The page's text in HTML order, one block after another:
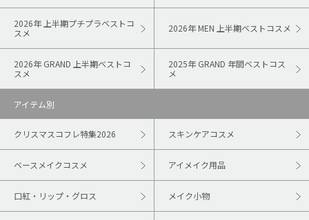
2026年 上半期プチプラベストコ
スメ
2026年 MEN 上半期ベストコスメ
2026年 GRAND 上半期ベストコ
スメ
2025年 GRAND 年間ベストコス
メ
アイテム別
クリスマスコフレ特集2026 スキンケアコスメ
ベースメイクコスメ アイメイク用品
口紅・リップ・グロス メイク小物